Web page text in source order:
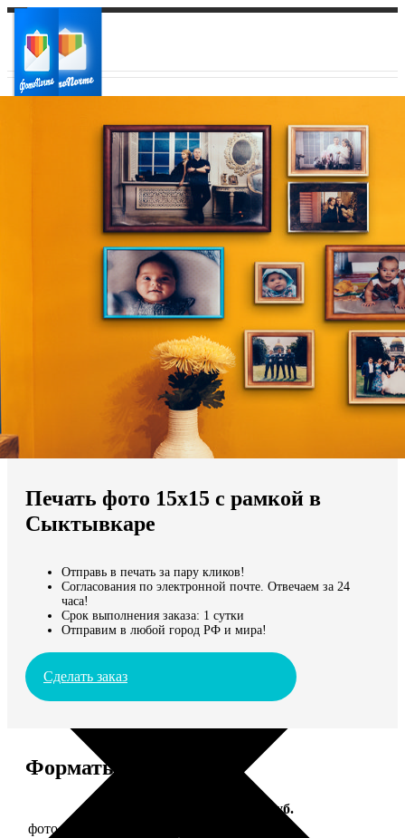
Ваш регион доставки
Выберите из списка:
Мы доставляем по всему миру
Продолжить без города
Печать фото 15х15 с рамкой в
Сыктывкаре
Отправь в печать за пару кликов!
Согласования по электронной почте. Отвечаем за 24
часа!
Срок выполнения заказа: 1 сутки
Отправим в любой город РФ и мира!
Сделать заказ
Форматы и цены
Цена, руб.
фото 15х15 в деревянной рамке